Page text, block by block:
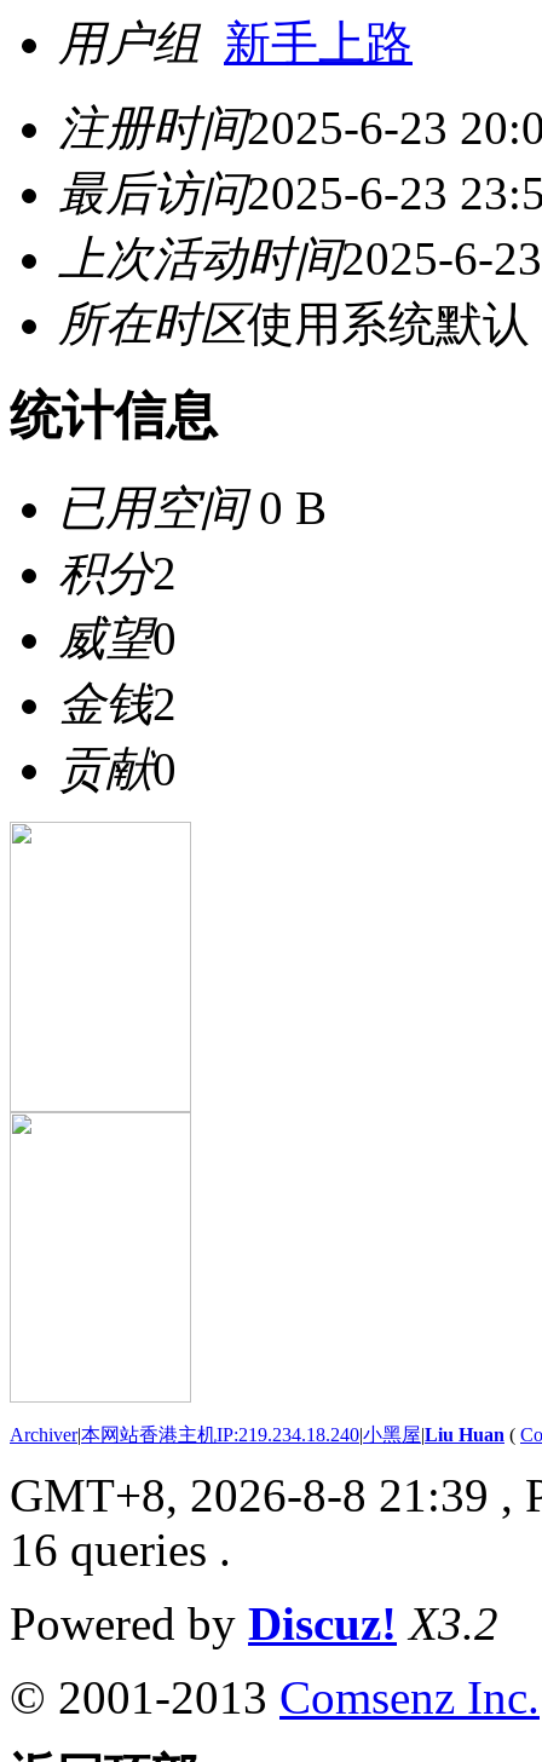
用户组 新手上路
注册时间2025-6-23
最后访问2025-6-23
上次活动时间2025-6-
所在时区使用系统默认
统计信息
已用空间0 B
积分2
威望0
金钱2
贡献0
Archiver|本网站香港主机IP:219.234.18.240|小黑屋|Liu Huan (
GMT+8, 2026-8-8 21:39 ,
16 queries .
Powered by Discuz! X3.2
© 2001-2013 Comsenz Inc.